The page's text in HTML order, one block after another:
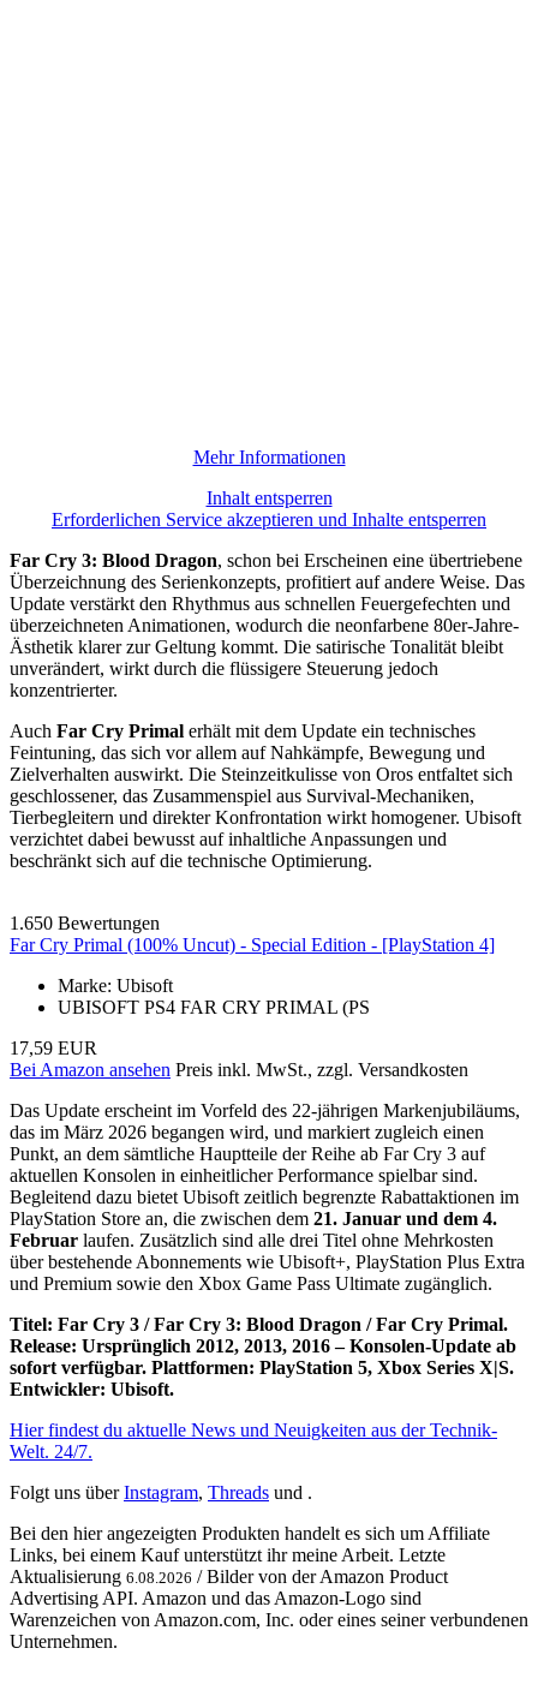
Mehr Informationen
Inhalt entsperren
Erforderlichen Service akzeptieren und Inhalte entsperren
Far Cry 3: Blood Dragon, schon bei Erscheinen eine übertriebene
Überzeichnung des Serienkonzepts, profitiert auf andere Weise. Das
Update verstärkt den Rhythmus aus schnellen Feuergefechten und
überzeichneten Animationen, wodurch die neonfarbene 80er-Jahre-
Ästhetik klarer zur Geltung kommt. Die satirische Tonalität bleibt
unverändert, wirkt durch die flüssigere Steuerung jedoch
konzentrierter.
Auch Far Cry Primal erhält mit dem Update ein technisches
Feintuning, das sich vor allem auf Nahkämpfe, Bewegung und
Zielverhalten auswirkt. Die Steinzeitkulisse von Oros entfaltet sich
geschlossener, das Zusammenspiel aus Survival-Mechaniken,
Tierbegleitern und direkter Konfrontation wirkt homogener. Ubisoft
verzichtet dabei bewusst auf inhaltliche Anpassungen und
beschränkt sich auf die technische Optimierung.
1.650 Bewertungen
Far Cry Primal (100% Uncut) - Special Edition - [PlayStation 4]
Marke: Ubisoft
UBISOFT PS4 FAR CRY PRIMAL (PS
17,59 EUR
Bei Amazon ansehen Preis inkl. MwSt., zzgl. Versandkosten
Das Update erscheint im Vorfeld des 22-jährigen Markenjubiläums,
das im März 2026 begangen wird, und markiert zugleich einen
Punkt, an dem sämtliche Hauptteile der Reihe ab Far Cry 3 auf
aktuellen Konsolen in einheitlicher Performance spielbar sind.
Begleitend dazu bietet Ubisoft zeitlich begrenzte Rabattaktionen im
PlayStation Store an, die zwischen dem 21. Januar und dem 4.
Februar laufen. Zusätzlich sind alle drei Titel ohne Mehrkosten
über bestehende Abonnements wie Ubisoft+, PlayStation Plus Extra
und Premium sowie den Xbox Game Pass Ultimate zugänglich.
Titel: Far Cry 3 / Far Cry 3: Blood Dragon / Far Cry Primal.
Release: Ursprünglich 2012, 2013, 2016 – Konsolen-Update ab
sofort verfügbar. Plattformen: PlayStation 5, Xbox Series X|S.
Entwickler: Ubisoft.
Hier findest du aktuelle News und Neuigkeiten aus der Technik-
Welt. 24/7.
Folgt uns überInstagram, Threads und .
Bei den hier angezeigten Produkten handelt es sich um Affiliate
Links, bei einem Kauf unterstützt ihr meine Arbeit. Letzte
Aktualisierung 6.08.2026 / Bilder von der Amazon Product
Advertising API. Amazon und das Amazon-Logo sind
Warenzeichen von Amazon.com, Inc. oder eines seiner verbundenen
Unternehmen.